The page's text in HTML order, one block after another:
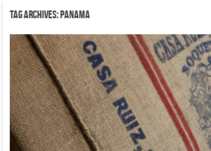
Skip to content
Tag Archives:Panama